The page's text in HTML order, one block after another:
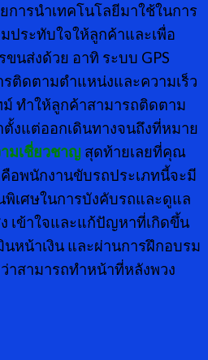
ารนำเทคโนโลยีมาใช้ในการ
ประทับใจให้ลูกค้าและเพื่อ
นส่งด้วย อาทิ ระบบ GPS
รติดตามตำแหน่งและความเร็ว
ทำให้ลูกค้าสามารถติดตาม
งแต่ออกเดินทางจนถึงที่หมาย
มเชี่ยวชาญ สุดท้ายเลยที่คุณ
อพนักงานขับรถประเภทนี้จะมี
พิเศษในการบังคับรถและดูแล
เข้าใจและแก้ปัญหาที่เกิดขึ้น
นหน้าเงิน และผ่านการฝึกอบรม
าสามารถทำหน้าที่หลังพวง